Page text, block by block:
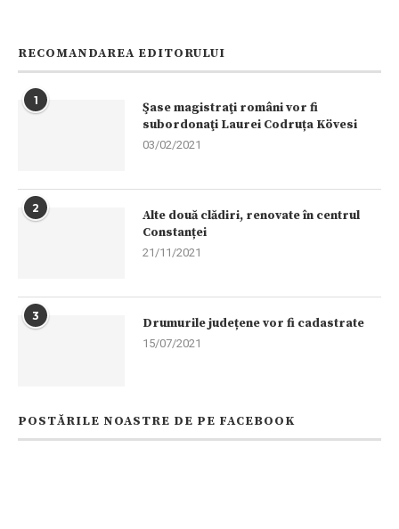
RECOMANDAREA EDITORULUI
1
Şase magistraţi români vor fi
subordonaţi Laurei Codruța Kövesi
03/02/2021
2
Alte două clădiri, renovate în centrul
Constanței
21/11/2021
3 Drumurile județene vor fi cadastrate
15/07/2021
POSTĂRILE NOASTRE DE PE FACEBOOK